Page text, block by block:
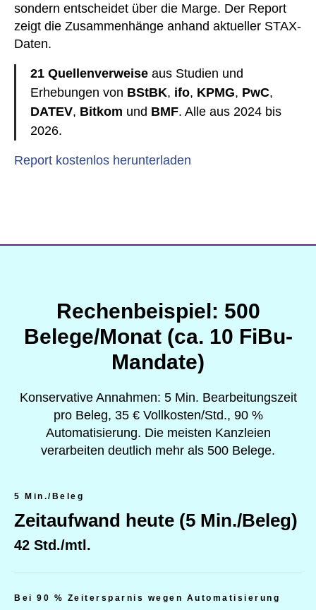
sondern entscheidet über die Marge. Der Report
zeigt die Zusammenhänge anhand aktueller STAX-
Daten.
21 Quellenverweise aus Studien und
Erhebungen von BStBK, ifo, KPMG, PwC,
DATEV, Bitkom und BMF. Alle aus 2024 bis
2026.
Report kostenlos herunterladen
Rechenbeispiel: 500
Belege/Monat (ca. 10 FiBu-
Mandate)
Konservative Annahmen: 5 Min. Bearbeitungszeit
pro Beleg, 35 € Vollkosten/Std., 90 %
Automatisierung. Die meisten Kanzleien
verarbeiten deutlich mehr als 500 Belege.
5 Min./Beleg
Zeitaufwand heute (5 Min./Beleg)
42 Std./mtl.
Bei 90 % Zeitersparnis wegen Automatisierung